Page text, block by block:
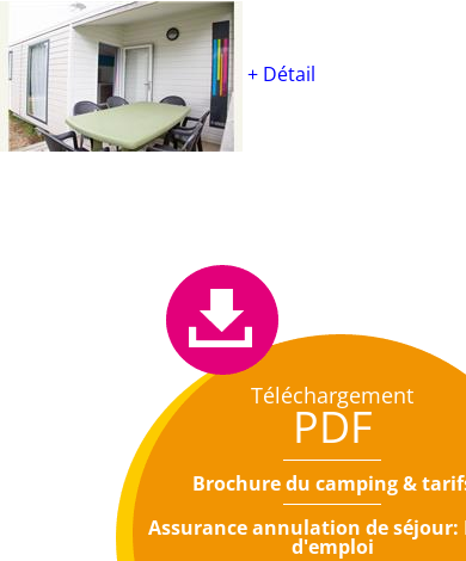
+ Détail
Téléchargement
PDF
Brochure du camping &
Assurance annulation de séjour:
d'emploi